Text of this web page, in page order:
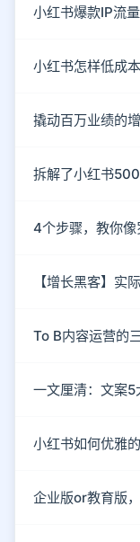
小红书爆款IP流
小红书怎样低成
撬动百万业绩的
拆解了小红书
4个步骤，教你
【增长黑客】实
To B内容运营的
一文厘清：文案5
小红书如何优雅